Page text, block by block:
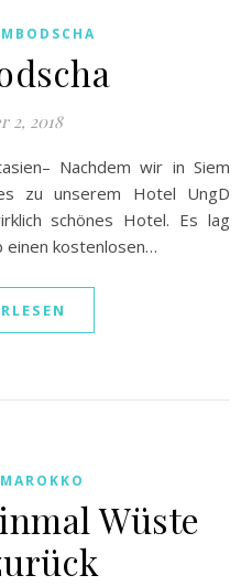
2, 2018
zu unserem Hotel UngD
schönes Hotel. Es lag
kostenlosen…
MAROKKO
Wüste